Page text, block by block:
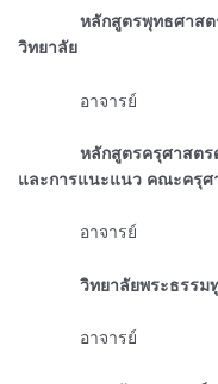
ᅠᅠᅠᅠหลักสูตรพุทธศาส
วิทยาลัย
ᅠᅠᅠᅠอาจาร
ᅠᅠᅠᅠหลักสูตรครุศาสตร
และการแนะแนว คณะครุศ
ᅠᅠᅠᅠอาจาร
ᅠᅠᅠᅠวิทยาลัยพระธรรม
ᅠᅠᅠᅠอาจาร